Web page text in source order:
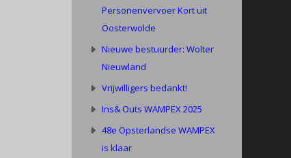
Personenvervoer Kort uit
Oosterwolde
Nieuwe bestuurder: Wolter
Nieuwland
Vrijwilligers bedankt!
Ins& Outs WAMPEX 2025
48e Opsterlandse WAMPEX
is klaar